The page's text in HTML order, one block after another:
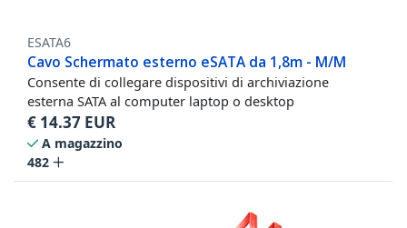
ESATA6
Cavo Schermato esterno eSATA da 1,8m - M/M
Consente di collegare dispositivi di archiviazione
esterna SATA al computer laptop o desktop
€ 14.37 EUR
A magazzino
482